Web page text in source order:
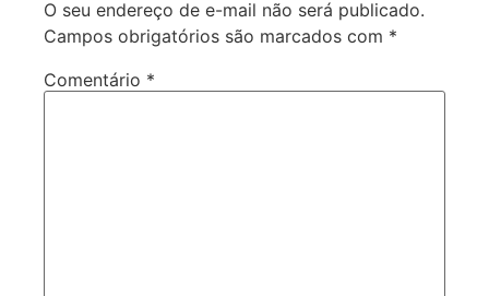
O seu endereço de e-mail não será publicado.
Campos obrigatórios são marcados com *
Comentário *